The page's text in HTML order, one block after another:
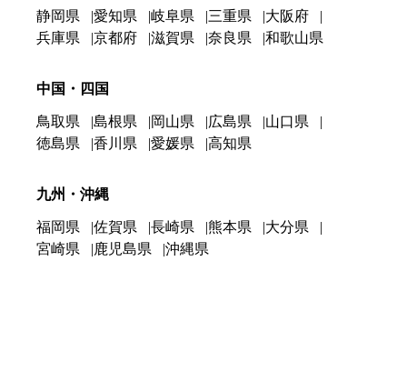
静岡県 愛知県 岐阜県 三重県
大阪府
兵庫県
京都府 滋賀県 奈良県 和歌山県
中国・四国
鳥取県 島根県 岡山県 広島県
山口県
徳島県
香川県 愛媛県 高知県
九州・沖縄
福岡県 佐賀県 長崎県 熊本県
大分県
宮崎県
鹿児島県 沖縄県